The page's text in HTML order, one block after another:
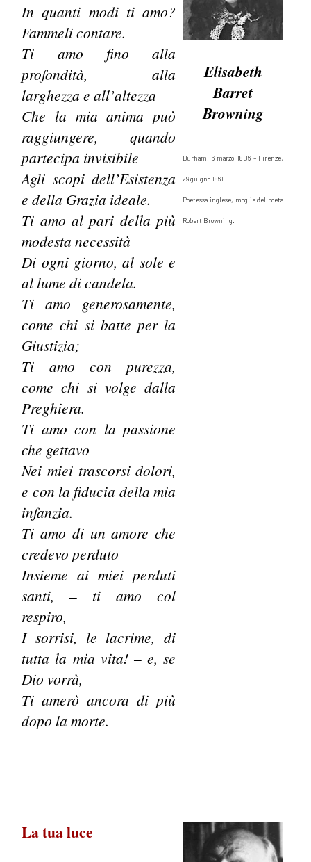
In quanti modi ti amo?
Fammeli contare.
Ti amo fino alla
profondità, alla
larghezza e all’altezza
Che la mia anima può
raggiungere, quando
partecipa invisibile
Agli scopi dell’Esistenza
e della Grazia ideale.
Ti amo al pari della più
modesta necessità
Di ogni giorno, al sole e
al lume di candela.
Ti amo generosamente,
come chi si batte per la
Giustizia;
Ti amo con purezza,
come chi si volge dalla
Preghiera.
Ti amo con la passione
che gettavo
Nei miei trascorsi dolori,
e con la fiducia della mia
infanzia.
Ti amo di un amore che
credevo perduto
Insieme ai miei perduti
santi, – ti amo col
respiro,
I sorrisi, le lacrime, di
tutta la mia vita! – e, se
Dio vorrà,
Ti amerò ancora di più
dopo la morte.
Elisabeth
Barret
Browning
Durham, 6 marzo 1806 – Firenze,
29 giugno 1861.
Poetessa inglese, moglie del poeta
Robert Browning.
La tua luce